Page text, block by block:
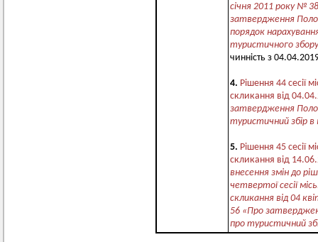
січня 2011 року №
затвердження
порядок
туристичного
чинність з
4. Рішення 44 сесії
скликання від
затвердження
туристичний збір
5. Рішення 45 сесії
скликання від
внесення змін до
четвертої сесії
скликання від 04
56 «Про
про туристичний